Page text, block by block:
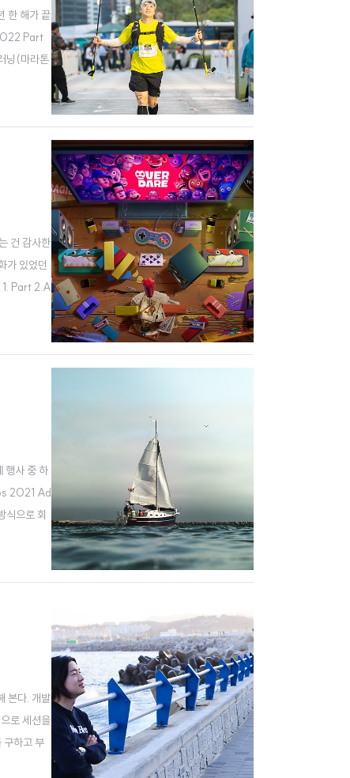
한 해가 끝
Part
닝(마라톤
건 감사한
가 있었던
Part 2.A
행사 중 하
2021 Ad
으로 회
본다. 개발
로 세션을
구하고 부